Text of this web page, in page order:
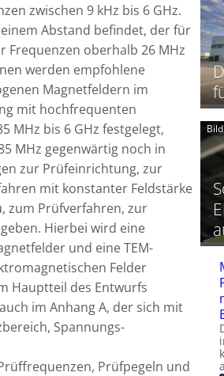
zwischen 9 kHz bis 6 GHz.
Abstand befindet, der für
Frequenzen oberhalb 26 MHz
werden empfohlene
Magnetfeldern im
mit hochfrequenten
MHz bis 6 GHz festgelegt,
MHz gegenwärtig noch in
zur Prüfeinrichtung, zur
mit konstanter Feldstärke
zum Prüfverfahren, zur
Hierbei wird eine
und eine TEM-
Felder
Hauptteil des Entwurfs
im Anhang A, der sich mit
Spannungs-
Prüfpegeln und